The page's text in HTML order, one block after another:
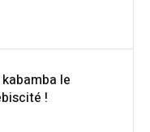
le
!